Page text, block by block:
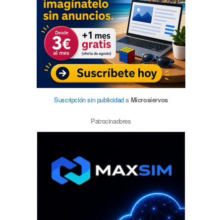
Suscripción sin publicidada Microsiervos
Patrocinadores